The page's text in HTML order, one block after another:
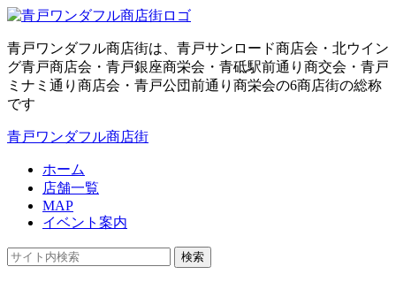
青戸ワンダフル商店街は、青戸サンロード商店会・北ウイン
グ青戸商店会・青戸銀座商栄会・青砥駅前通り商交会・青戸
ミナミ通り商店会・青戸公団前通り商栄会の6商店街の総称
です
青戸ワンダフル商店街
ホーム
店舗一覧
MAP
イベント案内
検索